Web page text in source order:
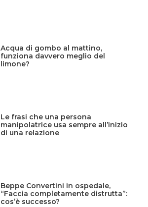
Acqua di gombo al mattino,
funziona davvero meglio del
limone?
Le frasi che una persona
manipolatrice usa sempre all’inizio
di una relazione
Beppe Convertini in ospedale,
“Faccia completamente distrutta”:
cos’è successo?